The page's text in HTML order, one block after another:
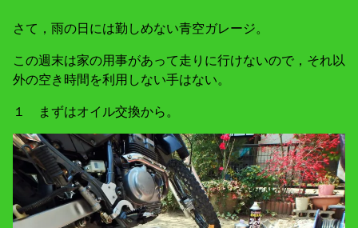
さて，雨の日には勤しめない青空ガレージ。
この週末は家の用事があって走りに行けないので，それ以
外の空き時間を利用しない手はない。
１ まずはオイル交換から。